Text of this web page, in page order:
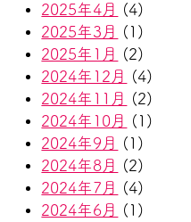
2025年4月
(4)
2025年3月
(1)
2025年1月
(2)
2024年12月
(4)
2024年11月
(2)
2024年10月
(1)
2024年9月
(1)
2024年8月
(2)
2024年7月
(4)
2024年6月
(1)